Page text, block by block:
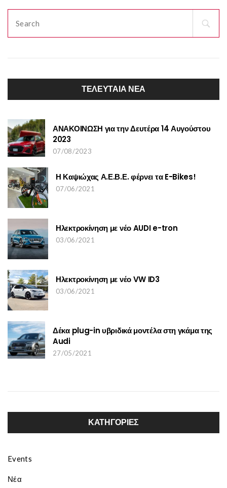
for:
ΤΕΛΕΥΤΑΙΑ ΝΕΑ
ΑΝΑΚΟΙΝΩΣΗ για την Δευτέρα 14 Αυγούστου
2023
07/08/2023
Η Καψιώχας Α.Ε.Β.Ε. φέρνει τα E-Bikes!
07/06/2021
Ηλεκτροκίνηση με νέο AUDI e-tron
03/06/2021
Ηλεκτροκίνηση με νέο VW ID3
03/06/2021
Δέκα plug-in υβριδικά μοντέλα στη γκάμα της
Audi
27/05/2021
ΚΑΤΗΓΟΡΙΕΣ
Events
Νέα